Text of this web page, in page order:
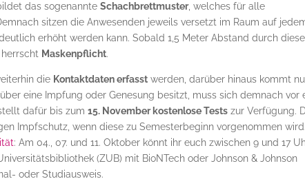
das sogenannteSchachbrettmuster, welches für alle
sitzen die Anwesenden jeweils versetzt im Raum auf
erhöht werden kann. Sobald 1,5 Meter Abstand durch diese
Maskenpflicht.
die Kontaktdaten erfasst werden, darüber hinaus kommt
eine Impfung oder Genesung besitzt, muss sich demnach vor
dafür bis zum15. November kostenlose Tests zur Verfügung.
Impfschutz, wenn diese zu Semesterbeginn vorgenommen wird.
: Am 04., 07. und 11. Oktober könnt ihr euch zwischen 9 und 17
(ZUB) mit BioNTech oder Johnson & Johnson
oder Studiausweis.